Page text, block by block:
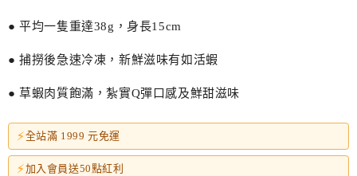
● 平均一隻重達38g，身長15cm
● 捕撈後急速冷凍，新鮮滋味有如活蝦
● 草蝦肉質飽滿，紮實Q彈口感及鮮甜滋味
⚡全站滿 1999 元免運
⚡加入會員送50點紅利